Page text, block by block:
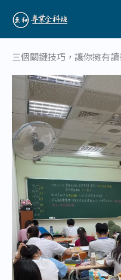
三個關鍵技巧，讓你擁有